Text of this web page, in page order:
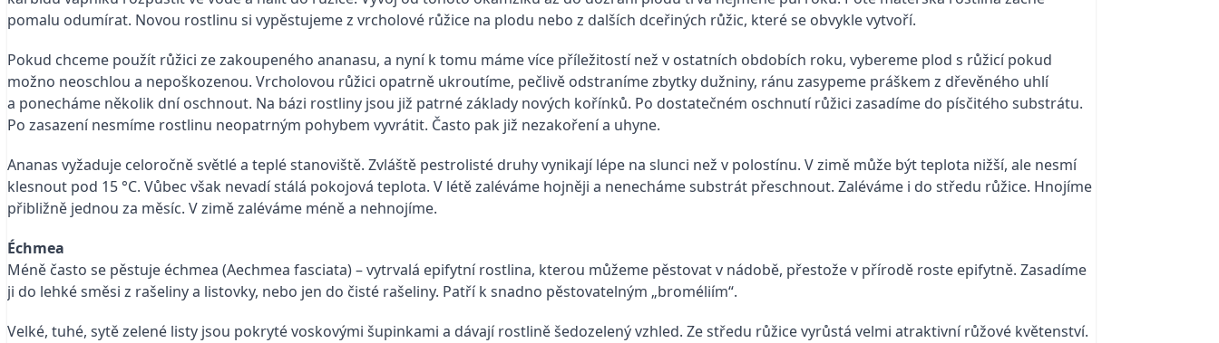
pomalu odumírat. Novou rostlinu si vypěstujeme z vrcholové růžice na plodu nebo z dalších dceřiných růžic, které se obvykle vytvoří.
Pokud chceme použít růžici ze zakoupeného ananasu, a nyní k tomu máme více příležitostí než v ostatních obdobích roku, vybereme plod s růžicí pokud
možno neoschlou a nepoškozenou. Vrcholovou růžici opatrně ukroutíme, pečlivě odstraníme zbytky dužniny, ránu zasypeme práškem z dřevěného uhlí
a ponecháme několik dní oschnout. Na bázi rostliny jsou již patrné základy nových kořínků. Po dostatečném oschnutí růžici zasadíme do písčitého substrátu.
Po zasazení nesmíme rostlinu neopatrným pohybem vyvrátit. Často pak již nezakoření a uhyne.
Ananas vyžaduje celoročně světlé a teplé stanoviště. Zvláště pestrolisté druhy vynikají lépe na slunci než v polostínu. V zimě může být teplota nižší, ale nesmí
klesnout pod 15 °C. Vůbec však nevadí stálá pokojová teplota. V létě zaléváme hojněji a nenecháme substrát přeschnout. Zaléváme i do středu růžice. Hnojíme
přibližně jednou za měsíc. V zimě zaléváme méně a nehnojíme.
Échmea
Méně často se pěstuje échmea (Aechmea fasciata) – vytrvalá epifytní rostlina, kterou můžeme pěstovat v nádobě, přestože v přírodě roste epifytně. Zasadíme
ji do lehké směsi z rašeliny a listovky, nebo jen do čisté rašeliny. Patří k snadno pěstovatelným „broméliím“.
Velké, tuhé, sytě zelené listy jsou pokryté voskovými šupinkami a dávají rostlině šedozelený vzhled. Ze středu růžice vyrůstá velmi atraktivní růžové květenství.